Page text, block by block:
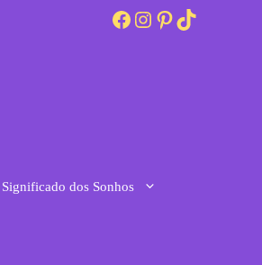
Facebook
Instagram
Pinterest
TikTok
Significado dos Sonhos